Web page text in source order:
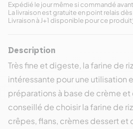
Expédié le jour même si commandé
Livraison à J+1 disponible pour ce produit
La livraison est gratuite en point relais dès
Description
Très fine et digeste, la farine de
intéressante pour une utilisation
préparations à base de crème
conseillé de choisir la farine de
crêpes, flans, crèmes dessert et